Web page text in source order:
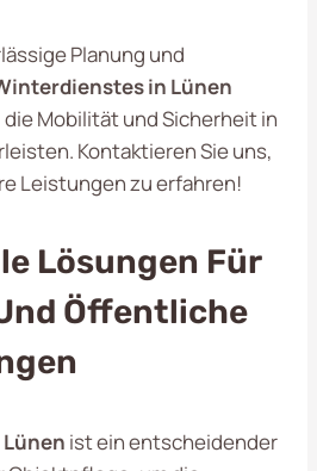
Planung und
in Lünen
Mobilität und Sicherheit in
Kontaktieren Sie uns,
Leistungen zu erfahren!
Lösungen Für
Öffentliche
Lünen ist ein entscheidender